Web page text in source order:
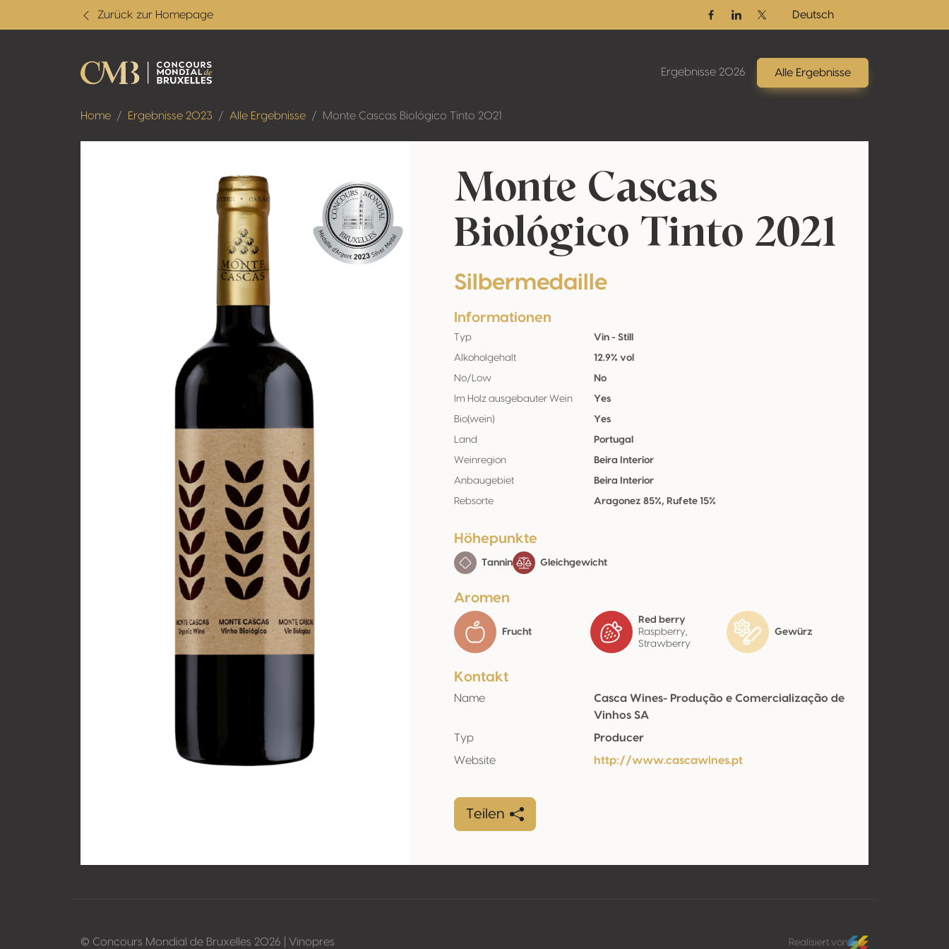
Zurück zur Homepage
FacebookLinkedinTwitter / X
Deutsch
Ergebnisse 2026 Alle Ergebnisse
Home Ergebnisse 2023 Alle Ergebnisse Monte Cascas Biológico Tinto 2021
Monte Cascas
Biológico Tinto 2021
Silbermedaille
Informationen
Typ Vin - Still
Alkoholgehalt 12.9% vol
No/Low No
Im Holz ausgebauter Wein Yes
Bio(wein) Yes
Land Portugal
Weinregion Beira Interior
Anbaugebiet Beira Interior
Rebsorte Aragonez 85%, Rufete 15%
Höhepunkte
Tannin Gleichgewicht
Aromen
Frucht
Red berry
Raspberry,
Strawberry
Gewürz
Kontakt
Name
Casca Wines- Produção e Comercialização de
Vinhos SA
Typ
Producer
Website
http://www.cascawines.pt
Teilen
© Concours Mondial de Bruxelles 2026 | Vinopres Realisiert von